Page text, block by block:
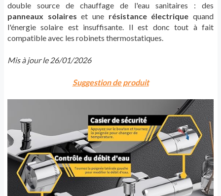
double source de chauffage de l'eau sanitaires : des
panneaux solaires et une résistance électrique quand
l'énergie solaire est insuffisante. Il est donc tout à fait
compatible avec les robinets thermostatiques.
Mis à jour le 26/01/2026
Suggestion de produit